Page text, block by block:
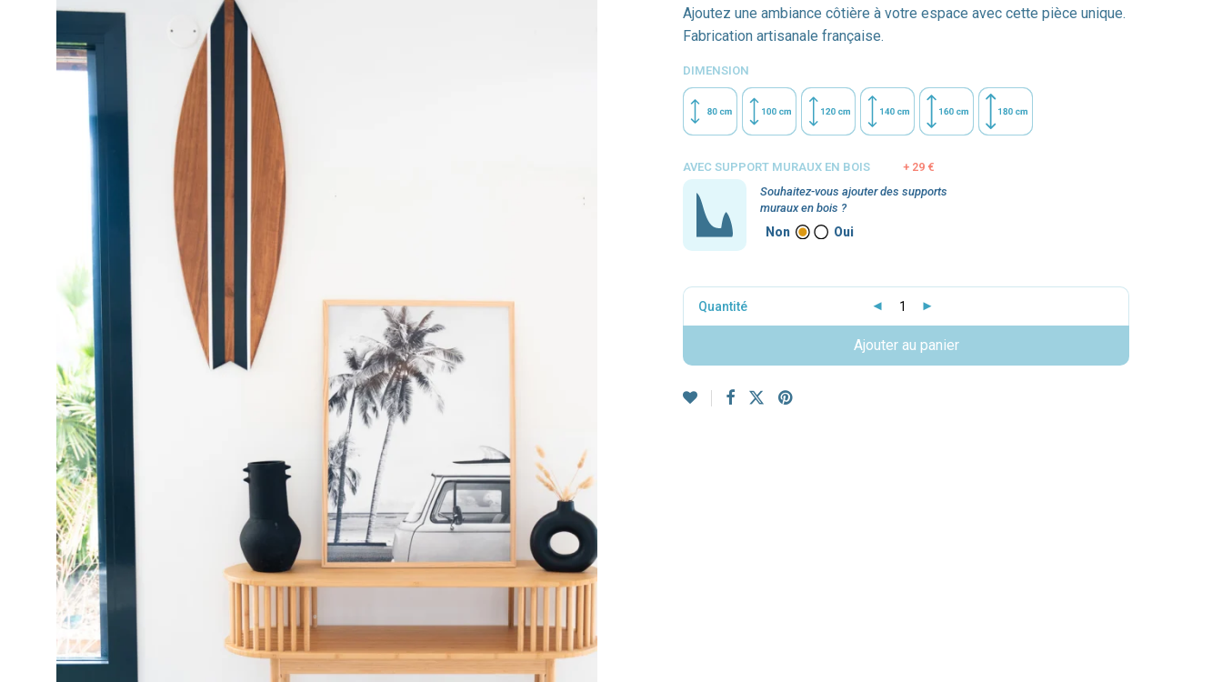
Ajoutez une ambiance côtière à votre espace avec cette pièce unique.
Fabrication artisanale française.
DIMENSION
AVEC SUPPORT MURAUX EN BOIS
29 €
Souhaitez-vous ajouter des supports
muraux en bois ?
Non Oui
Quantité
Ajouter au panier